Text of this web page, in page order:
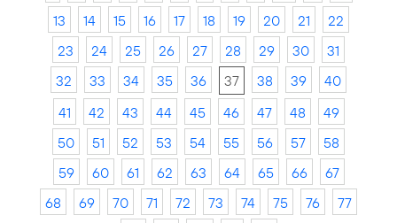
13
14 15 16 17 18 19 20 21
22
23
24 25 26 27 28 29 30
31
32
33 34 35 36 37 38 39
40
41
42 43 44 45 46 47 48
49
50
51 52 53 54 55 56 57
58
59
60 61 62 63 64 65 66
67
68
69 70 71 72 73 74 75 76
77